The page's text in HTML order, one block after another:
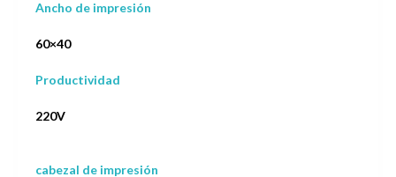
Ancho de impresión
60×40
Productividad
220V
cabezal de impresión